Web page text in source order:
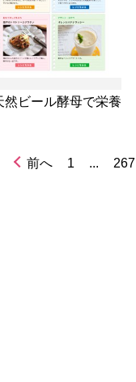
ビール酵母で栄養
前へ 1 ... 267